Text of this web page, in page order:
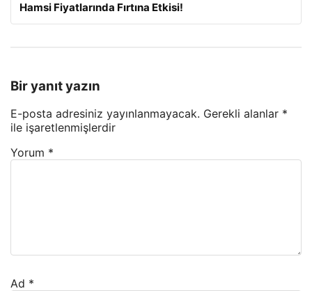
Hamsi Fiyatlarında Fırtına Etkisi!
Bir yanıt yazın
E-posta adresiniz yayınlanmayacak. Gerekli alanlar *
ile işaretlenmişlerdir
Yorum *
Ad *